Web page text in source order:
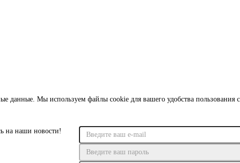
данные. Мы используем файлы cookie для вашего удобства пользования
на наши новости!